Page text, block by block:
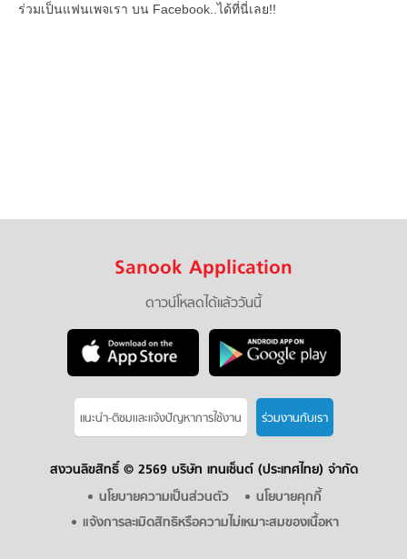
ร่วมเป็นแฟนเพจเรา บน Facebook..ได้ที่นี่เลย!!
Sanook Application
ดาวน์โหลดได้แล้ววันนี้
แนะนำ-ติชมเเละแจ้งปัญหาการใช้งาน ร่วมงานกับเรา
สงวนลิขสิทธิ์ © 2569 บริษัท เทนเซ็นต์ (ประเทศไทย) จำกัด
นโยบายความเป็นส่วนตัว
นโยบายคุกกี้
แจ้งการละเมิดสิทธิหรือความไม่เหมาะสมของเนื้อหา